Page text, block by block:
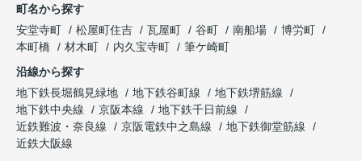
町名から探す
安堂寺町
松屋町住吉 瓦屋町 谷町 南船場
博労町
本町橋
材木町 内久宝寺町
筆ケ崎町
沿線から探す
地下鉄長堀鶴見緑地
地下鉄谷町線
地下鉄堺筋線
地下鉄中央線
京阪本線
地下鉄千日前線
近鉄難波・奈良線
京阪電鉄中之島線
地下鉄御堂筋線
近鉄大阪線